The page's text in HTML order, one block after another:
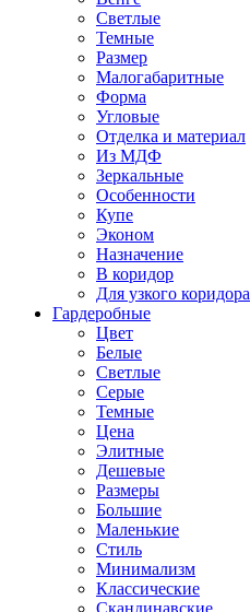
Светлые
Темные
Размер
Малогабаритные
Форма
Угловые
Отделка и материал
Из МДФ
Зеркальные
Особенности
Купе
Эконом
Назначение
В коридор
Для узкого коридора
Гардеробные
Цвет
Белые
Светлые
Серые
Темные
Цена
Элитные
Дешевые
Размеры
Большие
Маленькие
Стиль
Минимализм
Классические
Скандинавские